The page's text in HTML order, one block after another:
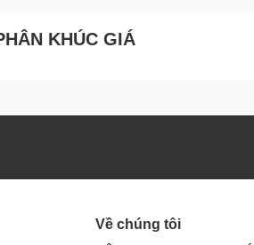
KHÚC GIÁ
Về chúng tôi